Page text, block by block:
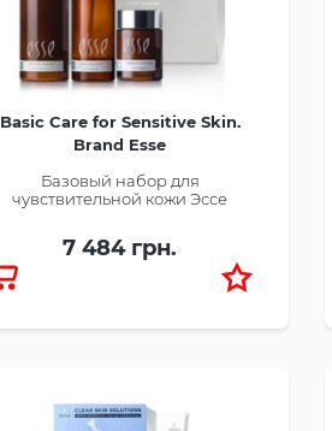
Basic Care for Sensitive Skin.
Brand Esse
Базовый набор для
чувствительной кожи Эссе
7 484 грн.